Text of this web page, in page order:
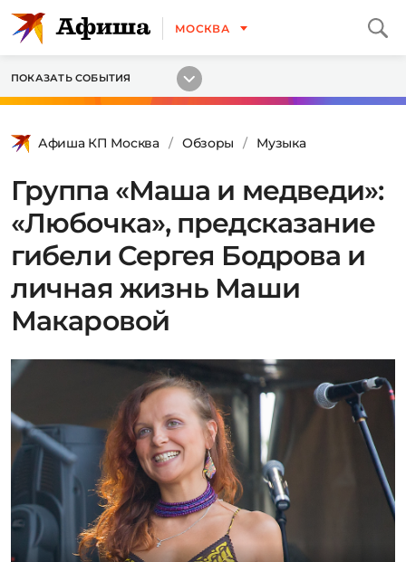
МОСКВА
ПОКАЗАТЬ СОБЫТИЯ
Афиша КП Москва Обзоры Музыка
Группа «Маша и медведи»:
«Любочка», предсказание
гибели Сергея Бодрова и
личная жизнь Маши
Макаровой